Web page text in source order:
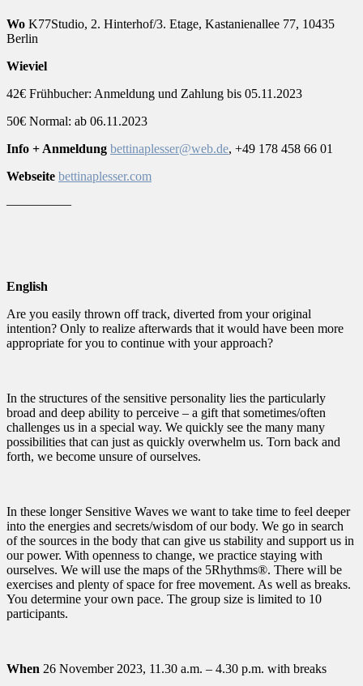
Wo K77Studio, 2. Hinterhof/3. Etage, Kastanienallee 77, 10435
Berlin
Wieviel
42€ Frühbucher: Anmeldung und Zahlung bis 05.11.2023
50€ Normal: ab 06.11.2023
Info + Anmeldung bettinaplesser@web.de, +49 178 458 66 01
Webseite bettinaplesser.com
—————
English
Are you easily thrown off track, diverted from your original
intention? Only to realize afterwards that it would have been more
appropriate for you to continue with your approach?
In the structures of the sensitive personality lies the particularly
broad and deep ability to perceive – a gift that sometimes/often
challenges us in a special way. We quickly see the many many
possibilities that can just as quickly overwhelm us. Torn back and
forth, we become unsure of ourselves.
In these longer Sensitive Waves we want to take time to feel deeper
into the energies and secrets/wisdom of our body. We go in search
of the sources in the body that can give us stability and support us in
our power. With openness to change, we practice staying with
ourselves. We will use the maps of the 5Rhythms®. There will be
exercises and plenty of space for free movement. As well as breaks.
You determine your own pace. The group size is limited to 10
participants.
When 26 November 2023, 11.30 a.m. – 4.30 p.m. with breaks